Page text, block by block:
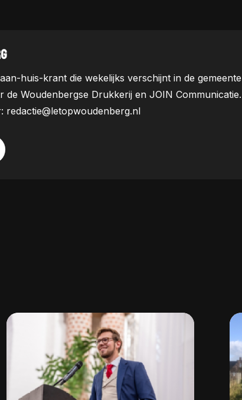
huis-krant die wekelijks verschijnt in de
de Woudenbergse Drukkerij en JOIN
redactie@letopwoudenberg.nl